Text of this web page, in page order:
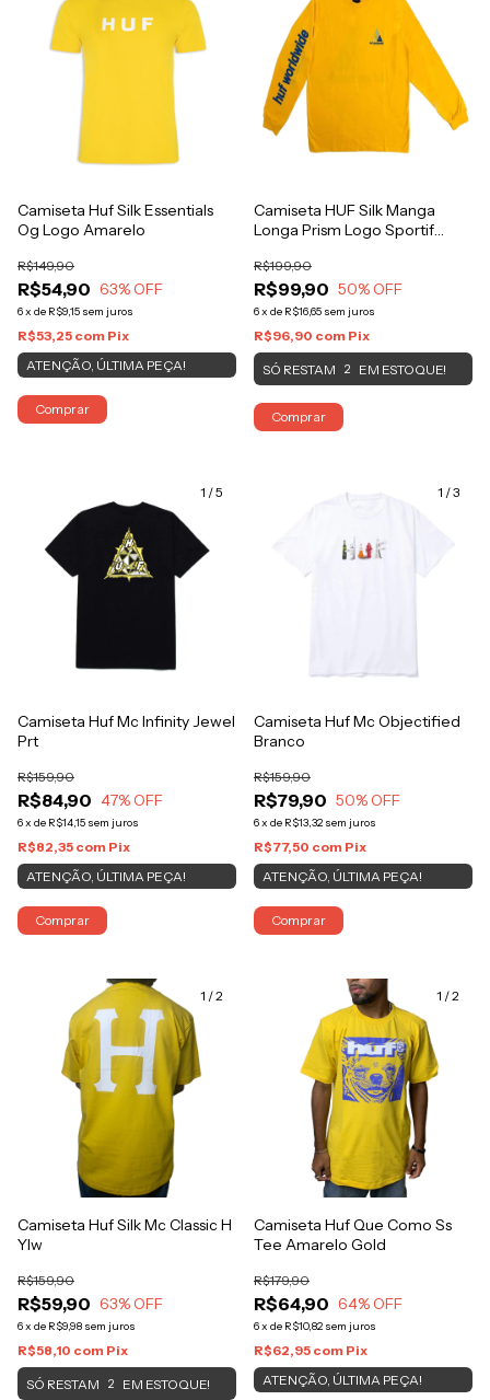
Camiseta Huf Silk Essentials
Og Logo Amarelo
R$54,90
R$149,90
63% OFF
6x de R$9,15 sem juros
R$53,25 com Pix
ATENÇÃO, ÚLTIMA PEÇA!
Comprar
Camiseta HUF Silk Manga
Longa Prism Logo Sportif
R$99,90
R$199,90
50% OFF
6x de R$16,65 sem juros
R$96,90 com Pix
SÓ RESTAM 2 EM ESTOQUE!
Comprar
1 /5
Camiseta Huf Mc Infinity Jewel
Prt
R$84,90
R$159,90
47% OFF
6x de R$14,15 sem juros
R$82,35 com Pix
ATENÇÃO, ÚLTIMA PEÇA!
Comprar
1 /3
Camiseta Huf Mc Objectified
Branco
R$79,90
R$159,90
50% OFF
6x de R$13,32 sem juros
R$77,50 com Pix
ATENÇÃO, ÚLTIMA PEÇA!
Comprar
1 /2
Camiseta Huf Silk Mc Classic H
Ylw
R$59,90
R$159,90
63% OFF
6x de R$9,98 sem juros
R$58,10 com Pix
SÓ RESTAM 2 EM ESTOQUE!
1 /2
Camiseta Huf Que Como Ss
Tee Amarelo Gold
R$64,90
R$179,90
64% OFF
6x de R$10,82 sem juros
R$62,95 com Pix
ATENÇÃO, ÚLTIMA PEÇA!